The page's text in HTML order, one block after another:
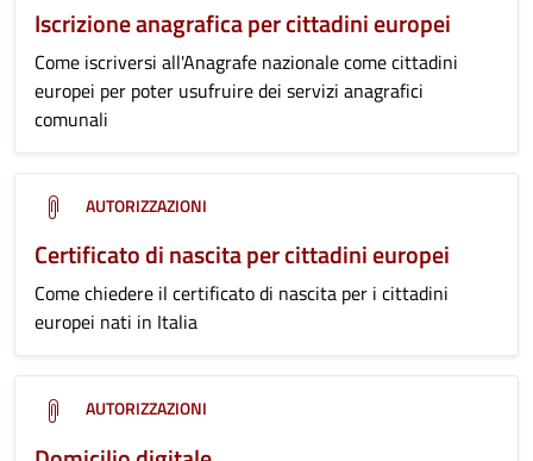
Iscrizione anagrafica per cittadini europei
Come iscriversi all'Anagrafe nazionale come cittadini
europei per poter usufruire dei servizi anagrafici
comunali
AUTORIZZAZIONI
Certificato di nascita per cittadini europei
Come chiedere il certificato di nascita per i cittadini
europei nati in Italia
AUTORIZZAZIONI